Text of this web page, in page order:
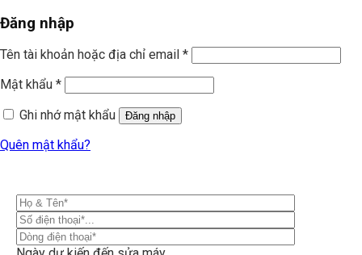
Đăng nhập
Tên tài khoản hoặc địa chỉ email *
Mật khẩu *
Ghi nhớ mật khẩu
Đăng nhập
Quên mật khẩu?